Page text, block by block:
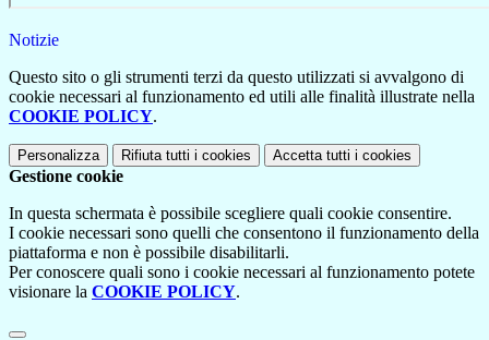
Notizie
Questo sito o gli strumenti terzi da questo utilizzati si avvalgono di
cookie necessari al funzionamento ed utili alle finalità illustrate nella
COOKIE POLICY.
Personalizza Rifiuta tutti i cookies Accetta tutti i cookies
Gestione cookie
In questa schermata è possibile scegliere quali cookie consentire.
I cookie necessari sono quelli che consentono il funzionamento della
piattaforma e non è possibile disabilitarli.
Per conoscere quali sono i cookie necessari al funzionamento potete
visionare la COOKIE POLICY.